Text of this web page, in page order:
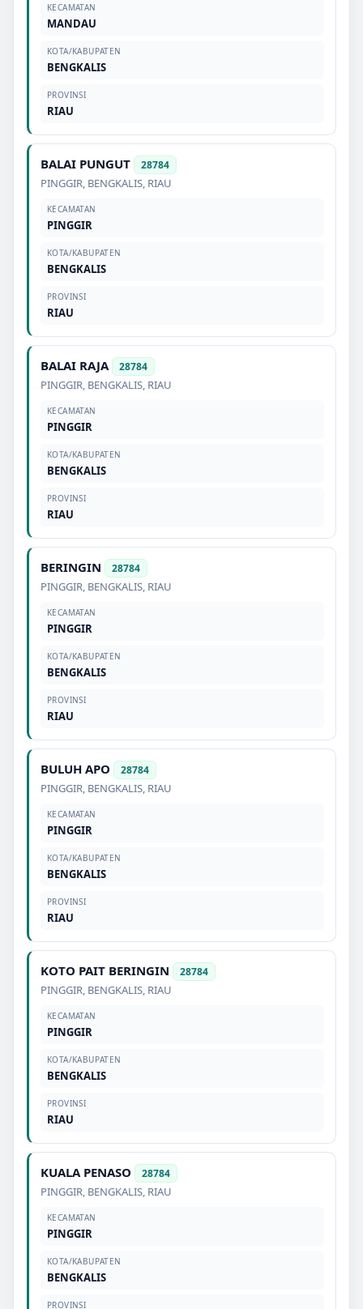
KECAMATAN
MANDAU
KOTA/KABUPATEN
BENGKALIS
PROVINSI
RIAU
BALAI PUNGUT 28784
PINGGIR, BENGKALIS, RIAU
KECAMATAN
PINGGIR
KOTA/KABUPATEN
BENGKALIS
PROVINSI
RIAU
BALAI RAJA 28784
PINGGIR, BENGKALIS, RIAU
KECAMATAN
PINGGIR
KOTA/KABUPATEN
BENGKALIS
PROVINSI
RIAU
BERINGIN 28784
PINGGIR, BENGKALIS, RIAU
KECAMATAN
PINGGIR
KOTA/KABUPATEN
BENGKALIS
PROVINSI
RIAU
BULUH APO 28784
PINGGIR, BENGKALIS, RIAU
KECAMATAN
PINGGIR
KOTA/KABUPATEN
BENGKALIS
PROVINSI
RIAU
KOTO PAIT BERINGIN 28784
PINGGIR, BENGKALIS, RIAU
KECAMATAN
PINGGIR
KOTA/KABUPATEN
BENGKALIS
PROVINSI
RIAU
KUALA PENASO 28784
PINGGIR, BENGKALIS, RIAU
KECAMATAN
PINGGIR
KOTA/KABUPATEN
BENGKALIS
PROVINSI